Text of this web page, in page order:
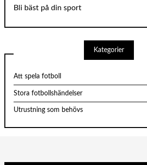
Bli bäst på din sport
Kategorier
Att spela fotboll
Stora fotbollshändelser
Utrustning som behövs